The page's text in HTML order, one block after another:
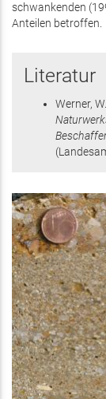
schwankenden
Anteilen betroffen.
Literatur
Werner,